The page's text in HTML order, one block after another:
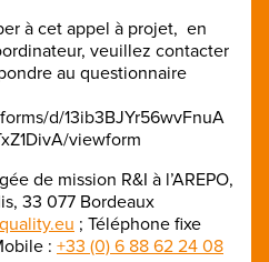
à cet appel à projet, en
veuillez contacter
au questionnaire
d/13ib3BJYr56wvFnuA
viewform
de mission R&I à l’AREPO,
33 077 Bordeaux
; Téléphone fixe
: +33 (0) 6 88 62 24 08